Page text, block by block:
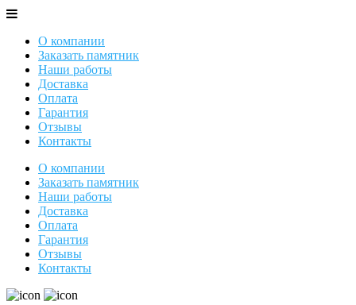
О компании
Заказать памятник
Наши работы
Доставка
Оплата
Гарантия
Отзывы
Контакты
О компании
Заказать памятник
Наши работы
Доставка
Оплата
Гарантия
Отзывы
Контакты